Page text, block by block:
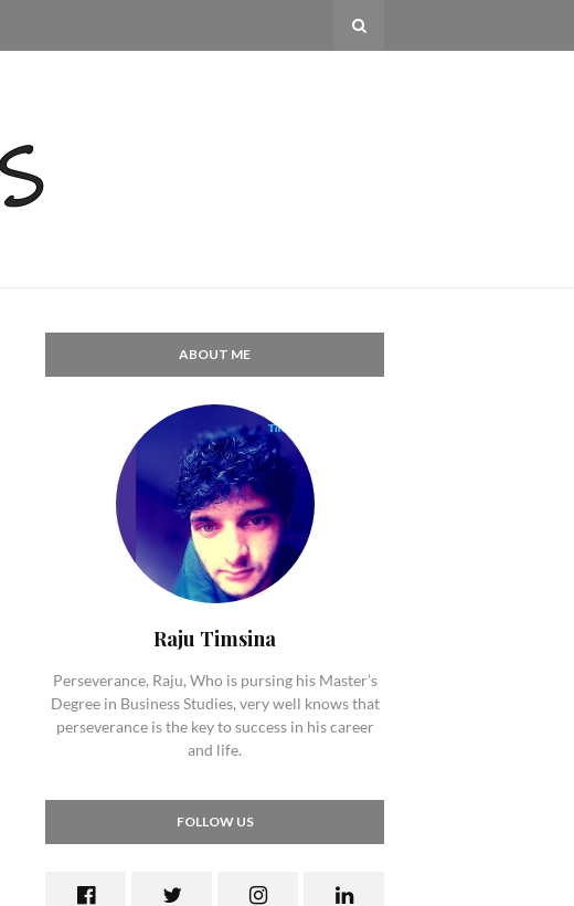
ABOUT ME
Raju Timsina
Perseverance, Raju, Who is pursing his Master’s
Degree in Business Studies, very well knows that
perseverance is the key to success in his career
and life.
FOLLOW US